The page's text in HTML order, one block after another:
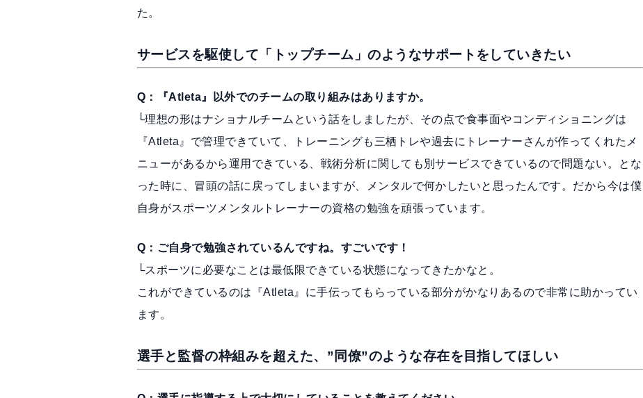
た。
サービスを駆使して「トップチーム」のようなサポートをしていきたい
Q：『Atleta』以外でのチームの取り組みはありますか。
└理想の形はナショナルチームという話をしましたが、その点で食事面やコンディショニングは
『Atleta』で管理できていて、トレーニングも三栖トレや過去にトレーナーさんが作ってくれたメ
ニューがあるから運用できている、戦術分析に関しても別サービスできているので問題ない。とな
った時に、冒頭の話に戻ってしまいますが、メンタルで何かしたいと思ったんです。だから今は僕
自身がスポーツメンタルトレーナーの資格の勉強を頑張っています。
Q：ご自身で勉強されているんですね。すごいです！
└スポーツに必要なことは最低限できている状態になってきたかなと。
これができているのは『Atleta』に手伝ってもらっている部分がかなりあるので非常に助かってい
ます。
選手と監督の枠組みを超えた、”同僚”のような存在を目指してほしい